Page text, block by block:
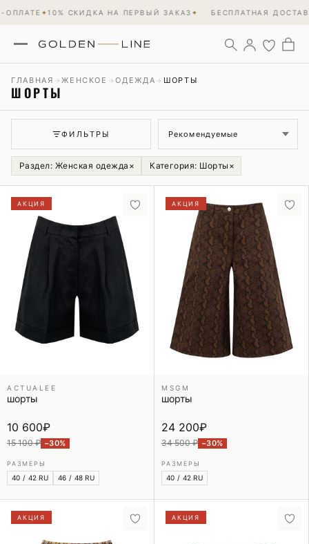
✦10% СКИДКА НА ПЕРВЫЙ ЗАКАЗ✦ БЕСПЛАТНАЯ ДОСТАВКА
ГЛАВНАЯ →ЖЕНСКОЕ →ОДЕЖДА → ШОРТЫ
ШОРТЫ
ФИЛЬТРЫ
Раздел: Женская одежда × Категория: Шорты ×
АКЦИЯ
ACTUALEE
шорты
10 600₽
15 100 ₽ −30%
РАЗМЕРЫ
40 / 42 RU 46 / 48 RU
АКЦИЯ
MSGM
шорты
24 200₽
34 500 ₽ −30%
РАЗМЕРЫ
40 / 42 RU
АКЦИЯ АКЦИЯ